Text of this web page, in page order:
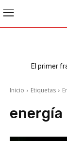
El primer
Inicio Etiquetas